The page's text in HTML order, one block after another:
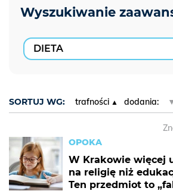
SORTUJ WG: trafności dodania:
OPOKA
W Krakowie więcej
na religię niż
Ten przedmiot to